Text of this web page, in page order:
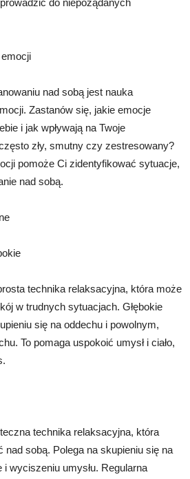
do niepożądanych
nad sobą jest nauka
Zastanów się, jakie emocje
i jak wpływają na Twoje
zły, smutny czy zestresowany?
pomoże Ci zidentyfikować sytuacje,
nad sobą.
technika relaksacyjna, która może
w trudnych sytuacjach. Głębokie
się na oddechu i powolnym,
To pomaga uspokoić umysł i ciało,
technika relaksacyjna, która
nad sobą. Polega na skupieniu się na
wyciszeniu umysłu. Regularna